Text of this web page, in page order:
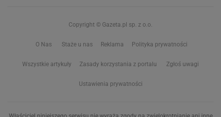
Copyright © Gazeta.pl sp. z o.o.
O Nas Staże u nas Reklama Polityka prywatności
Wszystkie artykuły Zasady korzystania z portalu Zgłoś uwagi
Ustawienia prywatności